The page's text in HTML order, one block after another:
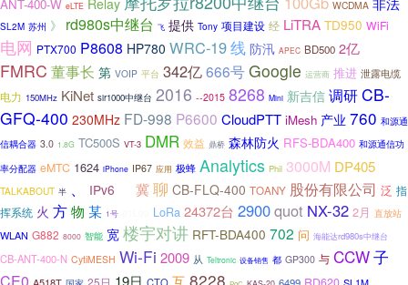
ANT-400-W eLTE Relay WCDMA
SL2M 苏州 》 rd980s中继台 飞 提供 Tony 项目建设 经 LiTRA TD950 WiFi
电网 PTX700 P8608 HP780 WRC-19线 防汛 APEC BD500 2亿
FMRC 董事长 第 VOIP 平台 342亿666号Google 运营商 推进 泄露电缆
电力 150MHz KiNet slr1000中继台 2016 --2015 8268 Mini 新吉信 调研CB-
GFQ-400 230MHz FD-998 P6600 CloudPTT iMesh 产业 760 和源通
信耦合器 3.0 1.8G TC500S VT-3 DMR 效益 鼎桥 森林防火 RFS-BDA400 和源通信功
率分配器 eMTC 1624 iPhone IP67 应用 极蜂 Analytics Phil 3000M DP405
TALKABOUT 半 、 IPv6 冀聊 CB-FLQ-400 TOANY 股份有限公司 泛 指
挥系统 火 方物 某 1号 LoRa 24372台 2900quot NX-32 2月 直放站
WLAN G882 8000 智能 宽 楼宇对讲 RFT-BDA400 702 问 海能达rd980s中继台
CB-ANT-400-N CytiMESH Wi-Fi 2009 从 Teltronic 设备销售 都 GP300 与 CCW子
25日 19日 互 8228